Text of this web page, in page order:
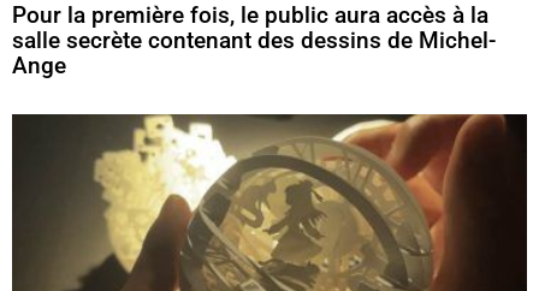
Pour la première fois, le public aura accès à la
salle secrète contenant des dessins de Michel-
Ange